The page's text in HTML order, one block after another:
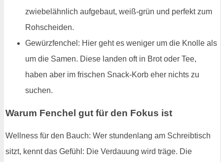
zwiebelähnlich aufgebaut, weiß-grün und perfekt zum
Rohscheiden.
Gewürzfenchel: Hier geht es weniger um die Knolle als
um die Samen. Diese landen oft in Brot oder Tee,
haben aber im frischen Snack-Korb eher nichts zu
suchen.
Warum Fenchel gut für den Fokus ist
Wellness für den Bauch: Wer stundenlang am Schreibtisch
sitzt, kennt das Gefühl: Die Verdauung wird träge. Die